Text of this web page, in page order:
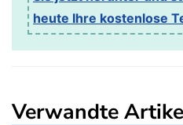
heute Ihre kostenlose
Verwandte